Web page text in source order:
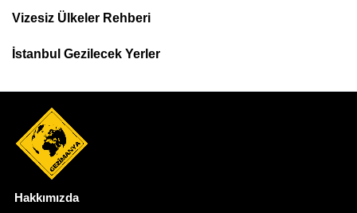
Menu
Vizesiz Ülkeler Rehberi
İstanbul Gezilecek Yerler
Hakkımızda